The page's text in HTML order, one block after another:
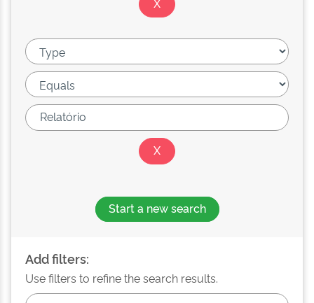
Start a new search
Add filters:
Use filters to refine the search results.